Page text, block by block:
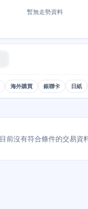
暫無走勢資料
海外購買 銀聯卡 日紙
目前沒有符合條件的交易資